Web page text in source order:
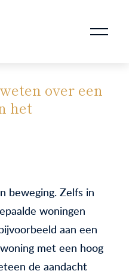
over een
het
beweging. Zelfs in
woningen
aan een
met een hoog
de aandacht